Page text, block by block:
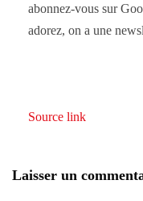
abonnez-vous sur
adorez, on a une
Source link
Laisser un